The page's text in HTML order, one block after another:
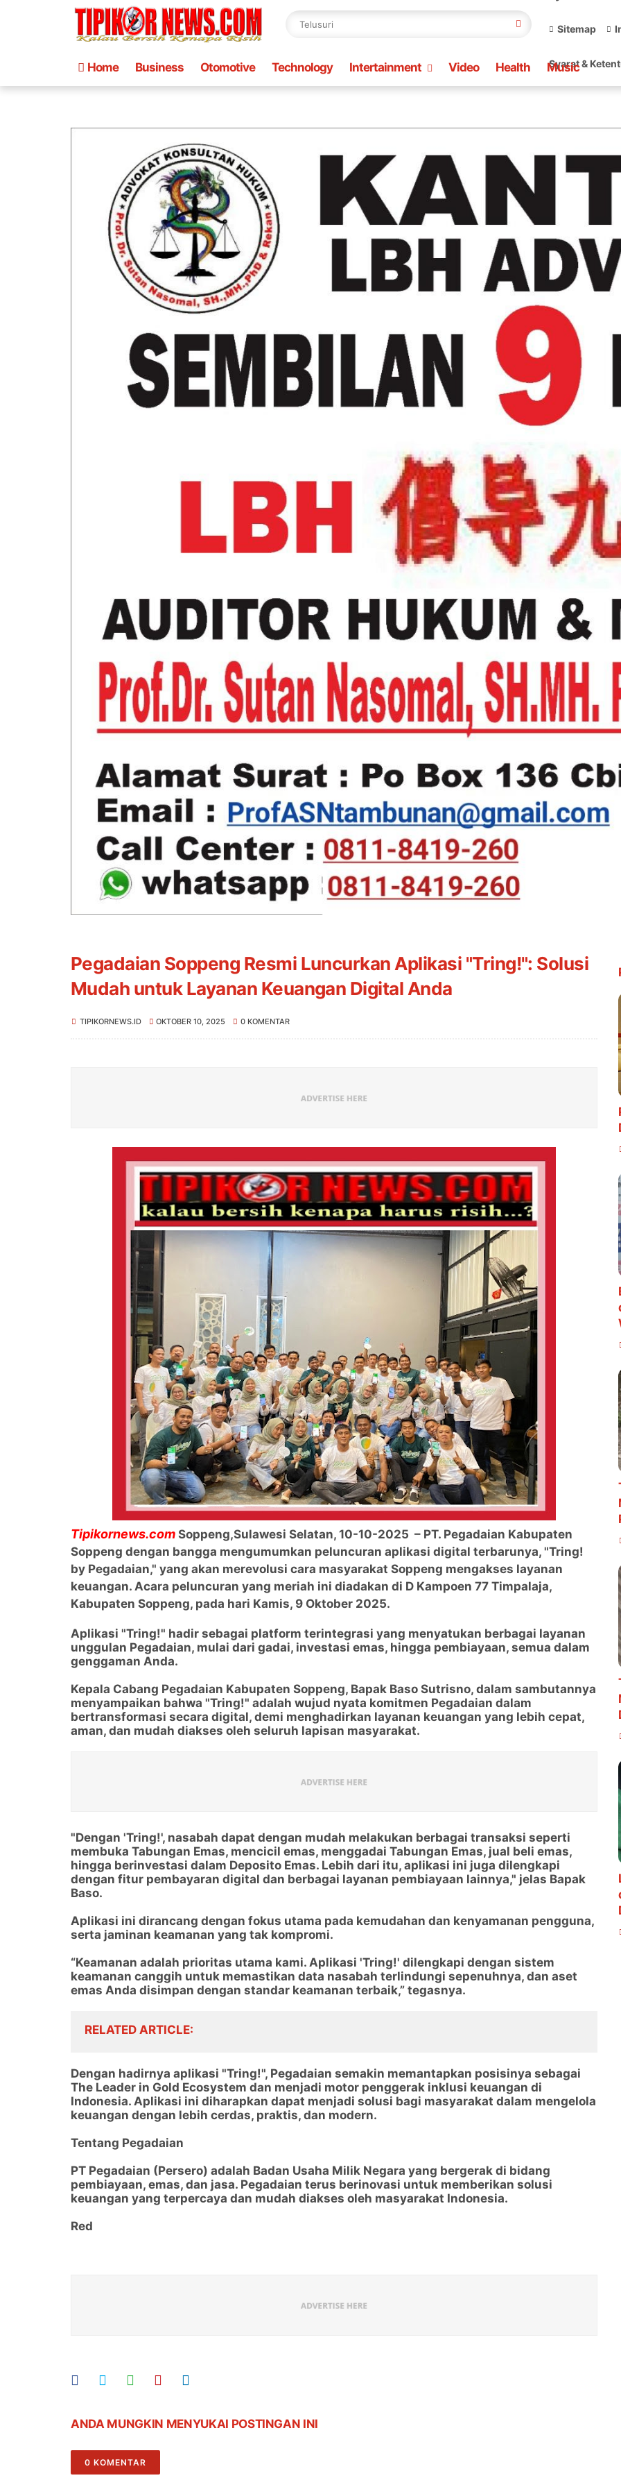
Sitemap
Syarat &
Home Business Otomotive Technology Intertainment Video Health Music
Pegadaian Soppeng Resmi Luncurkan Aplikasi "Tring!": Solusi
Mudah untuk Layanan Keuangan Digital Anda
TIPIKORNEWS.ID OKTOBER 10, 2025 0 KOMENTAR
Tipikornews.com Soppeng,Sulawesi Selatan, 10-10-2025 – PT. Pegadaian Kabupaten
Soppeng dengan bangga mengumumkan peluncuran aplikasi digital terbarunya, "Tring!
by Pegadaian," yang akan merevolusi cara masyarakat Soppeng mengakses layanan
keuangan. Acara peluncuran yang meriah ini diadakan di D Kampoen 77 Timpalaja,
Kabupaten Soppeng, pada hari Kamis, 9 Oktober 2025.
Aplikasi "Tring!" hadir sebagai platform terintegrasi yang menyatukan berbagai layanan
unggulan Pegadaian, mulai dari gadai, investasi emas, hingga pembiayaan, semua dalam
genggaman Anda.
Kepala Cabang Pegadaian Kabupaten Soppeng, Bapak Baso Sutrisno, dalam sambutannya
menyampaikan bahwa "Tring!" adalah wujud nyata komitmen Pegadaian dalam
bertransformasi secara digital, demi menghadirkan layanan keuangan yang lebih cepat,
aman, dan mudah diakses oleh seluruh lapisan masyarakat.
"Dengan 'Tring!', nasabah dapat dengan mudah melakukan berbagai transaksi seperti
membuka Tabungan Emas, mencicil emas, menggadai Tabungan Emas, jual beli emas,
hingga berinvestasi dalam Deposito Emas. Lebih dari itu, aplikasi ini juga dilengkapi
dengan fitur pembayaran digital dan berbagai layanan pembiayaan lainnya," jelas Bapak
Baso.
Aplikasi ini dirancang dengan fokus utama pada kemudahan dan kenyamanan pengguna,
serta jaminan keamanan yang tak kompromi.
“Keamanan adalah prioritas utama kami. Aplikasi 'Tring!' dilengkapi dengan sistem
keamanan canggih untuk memastikan data nasabah terlindungi sepenuhnya, dan aset
emas Anda disimpan dengan standar keamanan terbaik,” tegasnya.
RELATED ARTICLE
Dengan hadirnya aplikasi "Tring!", Pegadaian semakin memantapkan posisinya sebagai
The Leader in Gold Ecosystem dan menjadi motor penggerak inklusi keuangan di
Indonesia. Aplikasi ini diharapkan dapat menjadi solusi bagi masyarakat dalam mengelola
keuangan dengan lebih cerdas, praktis, dan modern.
Tentang Pegadaian
PT Pegadaian (Persero) adalah Badan Usaha Milik Negara yang bergerak di bidang
pembiayaan, emas, dan jasa. Pegadaian terus berinovasi untuk memberikan solusi
keuangan yang terpercaya dan mudah diakses oleh masyarakat Indonesia.
Red
ANDA MUNGKIN MENYUKAI POSTINGAN INI
0 KOMENTAR